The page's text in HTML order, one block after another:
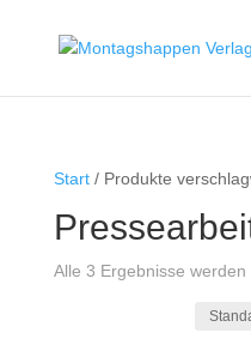
Start/ Produkte
Alle 3 Ergebnisse